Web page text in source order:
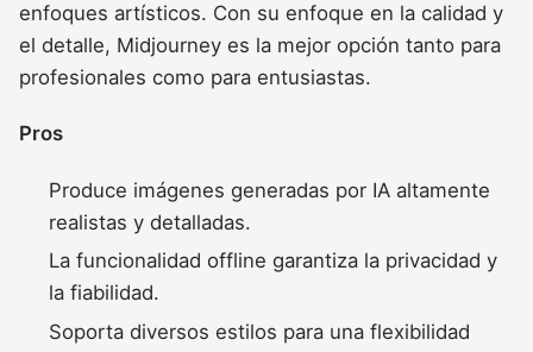
enfoques artísticos. Con su enfoque en la calidad y
el detalle, Midjourney es la mejor opción tanto para
profesionales como para entusiastas.
Pros
Produce imágenes generadas por IA altamente
realistas y detalladas.
La funcionalidad offline garantiza la privacidad y
la fiabilidad.
Soporta diversos estilos para una flexibilidad